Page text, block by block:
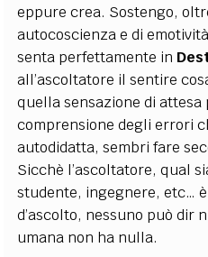
eppure crea. Sostengo,
autocoscienza e di
senta perfettamente in
all’ascoltatore il sentire
quella sensazione di
comprensione degli errori
autodidatta, sembri fare
Sicchè l’ascoltatore, qual
studente, ingegnere, etc…
d’ascolto, nessuno può dir
umana non ha nulla.